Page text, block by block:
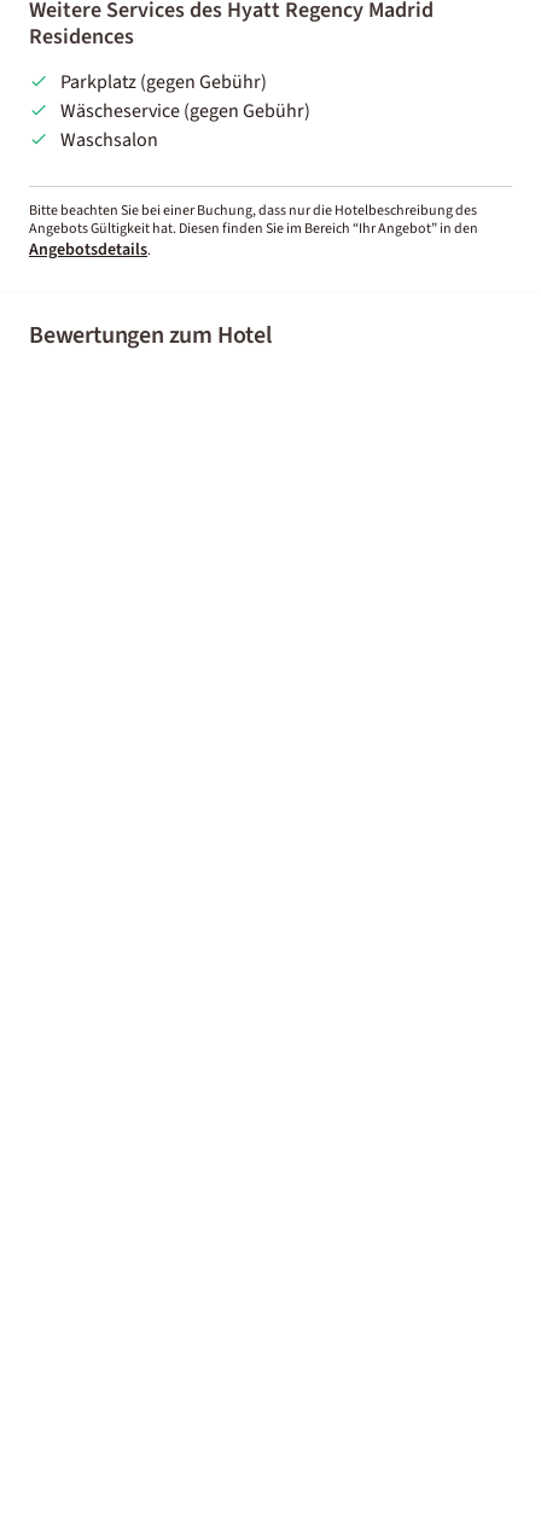
Weitere Services des Hyatt Regency Madrid
Residences
Parkplatz (gegen Gebühr)
Wäscheservice (gegen Gebühr)
Waschsalon
Bitte beachten Sie bei einer Buchung, dass nur die Hotelbeschreibung des
Angebots Gültigkeit hat. Diesen finden Sie im Bereich “Ihr Angebot” in den
Angebotsdetails.
Bewertungen zum Hotel